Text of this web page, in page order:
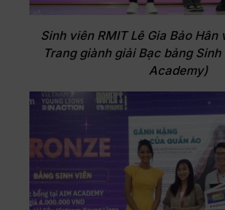
Sinh viên RMIT Lê Gia Bảo
Trang giành giải Bạc bảng
Academy)